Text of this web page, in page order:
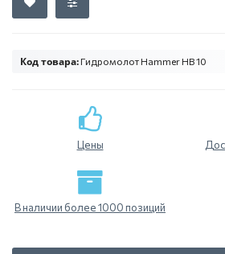
Код товара: Гидромолот Hammer HB 10
Цены
В наличии более 1000 позиций